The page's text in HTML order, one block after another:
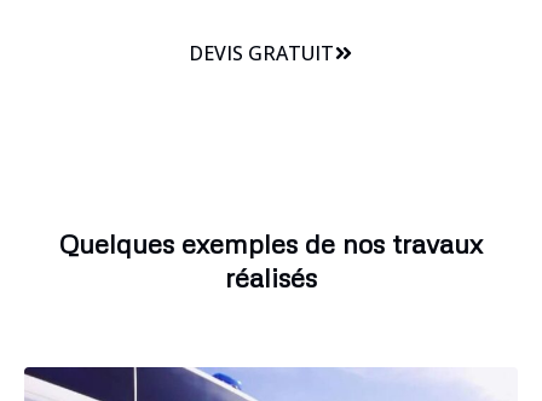
DEVIS GRATUIT
Quelques exemples de nos travaux
réalisés